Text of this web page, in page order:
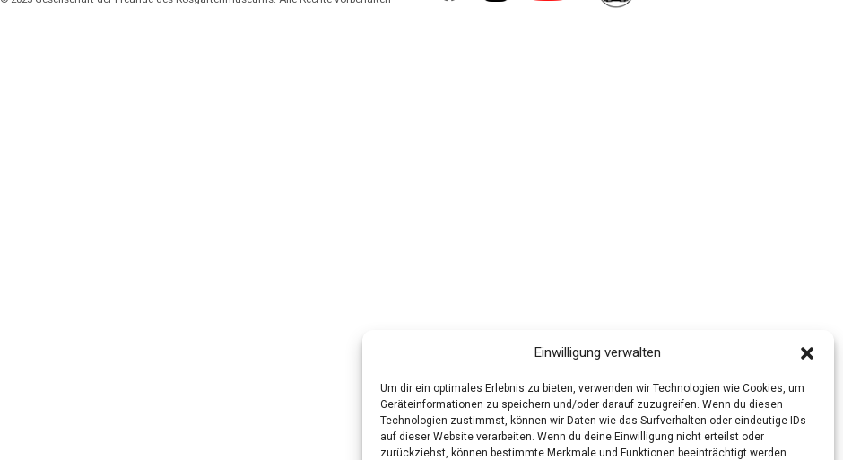
Einwilligung verwalten
Um dir ein optimales Erlebnis zu bieten, verwenden wir Technologien wie Cookies, um
Geräteinformationen zu speichern und/oder darauf zuzugreifen. Wenn du diesen
Technologien zustimmst, können wir Daten wie das Surfverhalten oder eindeutige IDs
auf dieser Website verarbeiten. Wenn du deine Einwilligung nicht erteilst oder
zurückziehst, können bestimmte Merkmale und Funktionen beeinträchtigt werden.